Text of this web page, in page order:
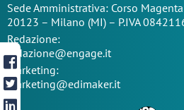
SedeAmministrativa: Corso
20123 – Milano (MI) – P.IVA
Redazione:
redazione@engage.it
Marketing:
marketing@edimaker.it